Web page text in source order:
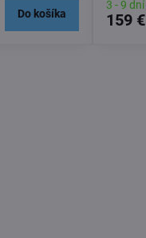
Do košíka
3 - 9 dní
159 €